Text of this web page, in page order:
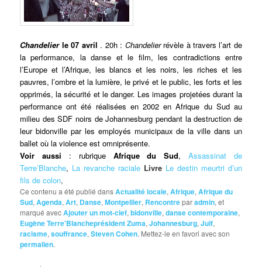
Chandelier le 07 avril . 20h : Chandelier révèle à travers l’art de
la performance, la danse et le film, les contradictions entre
l’Europe et l’Afrique, les blancs et les noirs, les riches et les
pauvres, l’ombre et la lumière, le privé et le public, les forts et les
opprimés, la sécurité et le danger. Les images projetées durant la
performance ont été réalisées en 2002 en Afrique du Sud au
milieu des SDF noirs de Johannesburg pendant la destruction de
leur bidonville par les employés municipaux de la ville dans un
ballet où la violence est omniprésente.
Voir aussi : rubrique Afrique du Sud,Assassinat de
Terre’Blanche, La revanche raciale Livre Le destin meurtri d’un
fils de colon,
Ce contenu a été publié dansActualité locale,Afrique,Afrique du
Sud,Agenda,Art, Danse,Montpellier, Rencontreparadmin, et
marqué avecAjouter un mot-clef,bidonville,danse contemporaine,
Eugène Terre'Blancheprésident Zuma,Johannesburg,Juif,
racisme,souffrance,Steven Cohen. Mettez-le en favori avec son
permalien.